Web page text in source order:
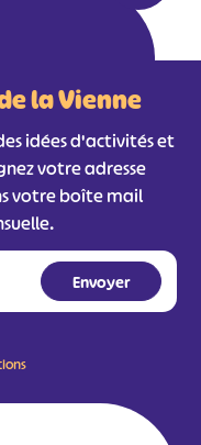
la Vienne
idées d'activités et
votre adresse
votre boîte mail